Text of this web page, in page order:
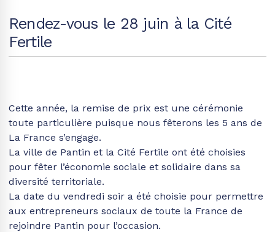
Rendez-vous le 28 juin à la Cité
Fertile
Cette année, la remise de prix est une cérémonie
toute particulière puisque nous fêterons les 5 ans de
La France s’engage.
La ville de Pantin et la Cité Fertile ont été choisies
pour fêter l’économie sociale et solidaire dans sa
diversité territoriale.
La date du vendredi soir a été choisie pour permettre
aux entrepreneurs sociaux de toute la France de
rejoindre Pantin pour l’occasion.